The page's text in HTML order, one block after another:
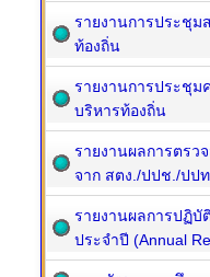
รายงานการประชุม
ท้องถิ่น
รายงานการประชุม
บริหารท้องถิ่น
รายงานผลการตรว
จาก สตง./ปปช./ปปท
รายงานผลการปฏิบั
ประจำปี (Annual